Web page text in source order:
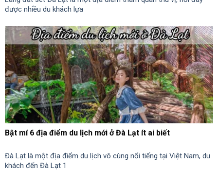
được nhiều du khách lựa
Bật mí 6 địa điểm du lịch mới ở Đà Lạt ít ai biết
Đà Lạt là một địa điểm du lịch vô cùng nổi tiếng tại Việt Nam, du
khách đến Đà Lạt 1